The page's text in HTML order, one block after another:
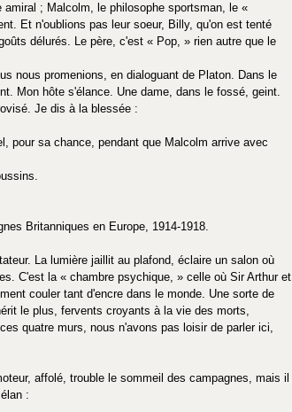
; Malcolm, le philosophe sportsman, le «
Et n'oublions pas leur soeur, Billy, qu'on est tenté
délurés. Le père, c'est « Pop, » rien autre que le
nous promenions, en dialoguant de Platon. Dans le
Mon hôte s'élance. Une dame, dans le fossé, geint.
Je dis à la blessée :
pour sa chance, pendant que Malcolm arrive avec
Britanniques en Europe, 1914-1918.
La lumière jaillit au plafond, éclaire un salon où
C'est la « chambre psychique, » celle où Sir Arthur et
couler tant d'encre dans le monde. Une sorte de
le plus, fervents croyants à la vie des morts,
quatre murs, nous n'avons pas loisir de parler ici,
affolé, trouble le sommeil des campagnes, mais il
: